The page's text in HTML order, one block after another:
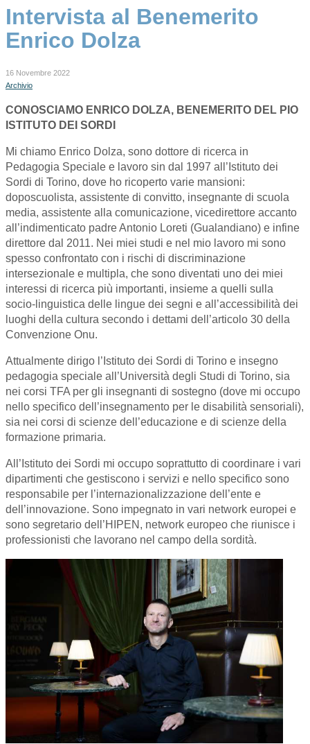
Intervista al Benemerito
Enrico Dolza
16 Novembre 2022
Archivio
CONOSCIAMO ENRICO DOLZA, BENEMERITO DEL PIO
ISTITUTO DEI SORDI
Mi chiamo Enrico Dolza, sono dottore di ricerca in
Pedagogia Speciale e lavoro sin dal 1997 all’Istituto dei
Sordi di Torino, dove ho ricoperto varie mansioni:
doposcuolista, assistente di convitto, insegnante di scuola
media, assistente alla comunicazione, vicedirettore accanto
all’indimenticato padre Antonio Loreti (Gualandiano) e infine
direttore dal 2011. Nei miei studi e nel mio lavoro mi sono
spesso confrontato con i rischi di discriminazione
intersezionale e multipla, che sono diventati uno dei miei
interessi di ricerca più importanti, insieme a quelli sulla
socio-linguistica delle lingue dei segni e all’accessibilità dei
luoghi della cultura secondo i dettami dell’articolo 30 della
Convenzione Onu.
Attualmente dirigo l’Istituto dei Sordi di Torino e insegno
pedagogia speciale all’Università degli Studi di Torino, sia
nei corsi TFA per gli insegnanti di sostegno (dove mi occupo
nello specifico dell’insegnamento per le disabilità sensoriali),
sia nei corsi di scienze dell’educazione e di scienze della
formazione primaria.
All’Istituto dei Sordi mi occupo soprattutto di coordinare i vari
dipartimenti che gestiscono i servizi e nello specifico sono
responsabile per l’internazionalizzazione dell’ente e
dell’innovazione. Sono impegnato in vari network europei e
sono segretario dell’HIPEN, network europeo che riunisce i
professionisti che lavorano nel campo della sordità.